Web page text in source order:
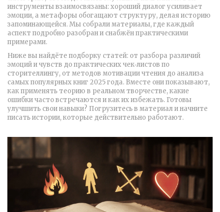
инструменты взаимосвязаны: хороший диалог усиливает
эмоции, а метафоры обогащают структуру, делая историю
запоминающейся. Мы собрали материалы, где каждый
аспект подробно разобран и снабжён практическими
примерами.
Ниже вы найдёте подборку статей: от разбора различий
эмоций и чувств до практических чек‑листов по
сторителлингу, от методов мотивации чтения до анализа
самых популярных книг 2025 года. Вместе они показывают,
как применять теорию в реальном творчестве, какие
ошибки часто встречаются и как их избежать. Готовы
улучшить свои навыки? Погрузитесь в материал и начните
писать истории, которые действительно работают.